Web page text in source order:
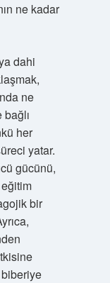
ne kadar
dahi
ne
her
yatar.
gücünü,
bir